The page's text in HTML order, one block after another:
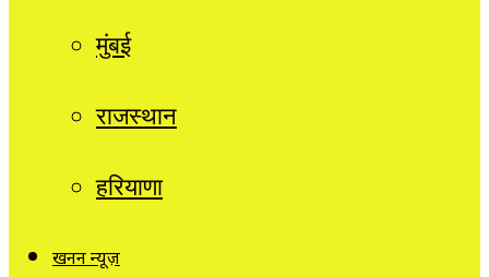
मुंबई
राजस्थान
हरियाणा
खनन न्यूज़